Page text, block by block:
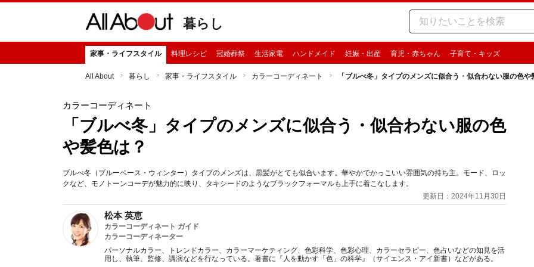
暮らし
家事・ライフスタイル 料理レシピ 冠婚葬祭 生活家電 ハンドメイド 妊娠・出産 育児・赤ちゃん 子育て・キッズ
All About 暮らし 家事・ライフスタイル カラーコーディネート 「ブルべ冬」タイプのメンズに似合う・似合わない服の色や
カラーコーディネート
「ブルべ冬」タイプのメンズに似合う・似合わない服の色
や髪色は？
ブルべ冬（ブルーベース・ウィンター）タイプのメンズは、黒髪がとても似合います。華やかでかっこいい雰囲気の持ち主。モード、ロッ
クなど、モノトーンコーデが魅力的に映り、タキシードのようなブラックフォーマルも上手に着こなします。
更新日：2024年11月30日
松本 英恵
カラーコーディネート ガイド
カラーコーディネーター
パーソナルカラー、トレンドカラー、カラーマーケティング、色彩科学、色彩心理、カラーセラピー、色占いなどの知見を活
用し、執筆、監修、講演などを行なっている。著書に『人を動かす「色」の科学』（サイエンス・アイ新書）などがある。